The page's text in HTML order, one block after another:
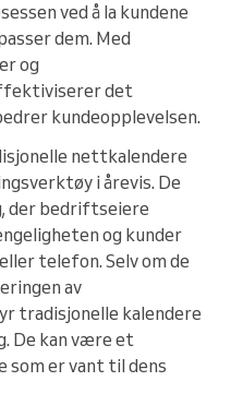
ved å la kundene
dem. Med
og
det
kundeopplevelsen.
nettkalendere
i årevis. De
der bedriftseiere
og kunder
telefon. Selv om de
av
tradisjonelle kalendere
De kan være et
som er vant til dens